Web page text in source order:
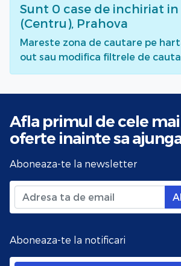
Sunt 0 case de inchiriat in
(Centru), Prahova
Mareste zona de cautare pe
out sau modifica filtrele de
Afla primul de cele
oferte inainte sa
Aboneaza-te la newsletter
Aboneaza-te la notificari